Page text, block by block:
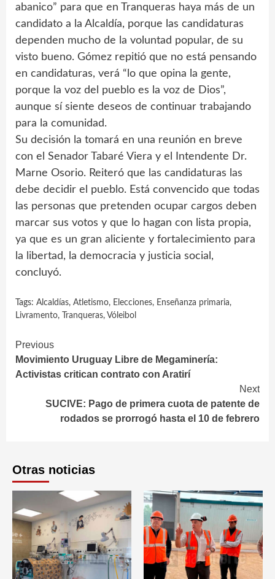
abanico” para que en Tranqueras haya más de un
candidato a la Alcaldía, porque las candidaturas
dependen mucho de la voluntad popular, de su
visto bueno. Gómez repitió que no está pensando
en candidaturas, verá “lo que opina la gente,
porque la voz del pueblo es la voz de Dios”,
aunque sí siente deseos de continuar trabajando
para la comunidad.
Su decisión la tomará en una reunión en breve
con el Senador Tabaré Viera y el Intendente Dr.
Marne Osorio. Reiteró que las candidaturas las
debe decidir el pueblo. Está convencido que todas
las personas que pretenden ocupar cargos deben
marcar sus votos y que lo hagan con lista propia,
ya que es un gran aliciente y fortalecimiento para
la libertad, la democracia y justicia social,
concluyó.
Tags: Alcaldías, Atletismo, Elecciones, Enseñanza primaria,
Livramento, Tranqueras, Vóleibol
Continue
Reading
Previous
Movimiento Uruguay Libre de Megaminería:
Activistas critican contrato con Aratirí
Next
SUCIVE: Pago de primera cuota de patente de
rodados se prorrogó hasta el 10 de febrero
Otras noticias